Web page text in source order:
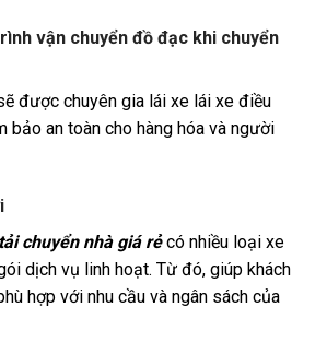
vận chuyển đồ đạc khi chuyển
được chuyên gia lái xe lái xe điều
bảo an toàn cho hàng hóa và người
chuyển nhà giá rẻcó nhiều loại xe
dịch vụ linh hoạt. Từ đó, giúp khách
hợp với nhu cầu và ngân sách của